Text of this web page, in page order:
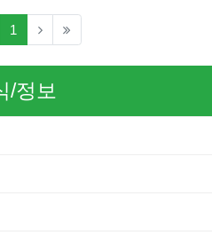
1 (current)
/정보